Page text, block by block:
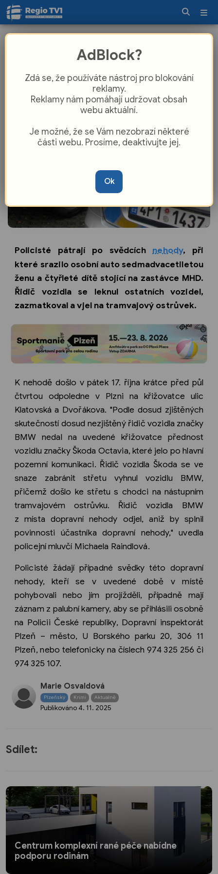
tramvajový ostrůvek a srazil ženu a
Policisté pátrají po svědcích nehody, při
které srazilo osobní auto sedmadvacetiletou
ženu a čtyřleté dítě stojící na zastávce MHD.
Řidič vozidla se leknul ostatních vozidel,
zazmatkoval a vjel na tramvajový ostrůvek.
K nehodě došlo v pátek 17. října krátce před půl
čtvrtou odpoledne v Plzni na křižovatce ulic
Klatovská a Dvořákova. "Podle dosud zjištěných
skutečností dosud nezjištěný řidič vozidla značky
BMW nedal na uvedené křižovatce přednost
vozidlu značky Škoda Octavia, které jelo po hlavní
pozemní komunikaci. Řidič vozidla Škoda se ve
snaze zabránit střetu vyhnul vozidlu BMW,
přičemž došlo ke střetu s chodci na nástupním
tramvajovém ostrůvku. Řidič vozidla BMW
z místa dopravní nehody odjel, aniž by splnil
povinnosti účastníka dopravní nehody," uvedla
policejní mluvčí Michaela Raindlová.
Policisté žádají případné svědky této dopravní
nehody, kteří se v uvedené době v místě
pohybovali nebo jím projížděli, případně mají
záznam z palubní kamery, aby se přihlásili osobně
na Policii České republiky, Dopravní inspektorát
Plzeň – město, U Borského parku 20, 306 11
Plzeň, nebo telefonicky na číslech 974 325 256 či
974 325 107.
Marie Osvaldová
Plzeňský Krimi Aktuálně
Publikováno 4. 11. 2025
Sdílet:
Centrum komplexní rané péče nabídne
podporu rodinám
AdBlock?
Zdá se, že používáte nástroj pro blokování
reklamy.
Reklamy nám pomáhají udržovat obsah
webu aktuální.
Je možné, že se Vám nezobrazí některé
části webu. Prosíme, deaktivujte jej.
Ok